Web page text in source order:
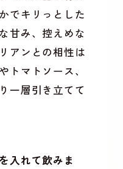
でキリっとした
甘み、控えめな
アンとの相性は
トマトソース、
一層引き立てて
入れて飲みま